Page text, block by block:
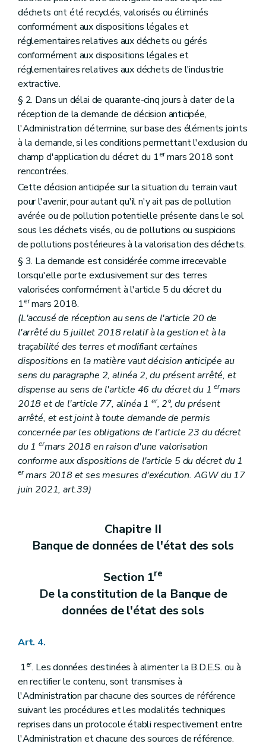
déchets ont été recyclés, valorisés ou éliminés
conformément aux dispositions légales et
réglementaires relatives aux déchets ou gérés
conformément aux dispositions légales et
réglementaires relatives aux déchets de l'industrie
extractive.
§ 2. Dans un délai de quarante-cinq jours à dater de la
réception de la demande de décision anticipée,
l'Administration détermine, sur base des éléments joints
à la demande, si les conditions permettant l'exclusion du
champ d'application du décret du 1ermars 2018 sont
rencontrées.
Cette décision anticipée sur la situation du terrain vaut
pour l'avenir, pour autant qu'il n'y ait pas de pollution
avérée ou de pollution potentielle présente dans le sol
sous les déchets visés, ou de pollutions ou suspicions
de pollutions postérieures à la valorisation des déchets.
§ 3. La demande est considérée comme irrecevable
lorsqu'elle porte exclusivement sur des terres
valorisées conformément à l'article 5 du décret du
1ermars 2018.
(L'accusé de réception au sens de l'article 20 de
l'arrêté du 5 juillet 2018 relatif à la gestion et à la
traçabilité des terres et modifiant certaines
dispositions en la matière vaut décision anticipée au
sens du paragraphe 2, alinéa 2, du présent arrêté, et
dispense au sens de l'article 46 du décret du 1ermars
2018 et de l'article 77, alinéa 1 er, 2°, du présent
arrêté, et est joint à toute demande de permis
concernée par les obligations de l'article 23 du décret
du 1ermars 2018 en raison d'une valorisation
conforme aux dispositions de l'article 5 du décret du 1
ermars 2018 et ses mesures d'exécution. AGW du 17
juin 2021, art.39)
Chapitre II
Banque de données de l'état des sols
Section 1re
De la constitution de la Banque de
données de l'état des sols
Art. 4.
1er. Les données destinées à alimenter la B.D.E.S. ou à
en rectifier le contenu, sont transmises à
l'Administration par chacune des sources de référence
suivant les procédures et les modalités techniques
reprises dans un protocole établi respectivement entre
l'Administration et chacune des sources de référence.